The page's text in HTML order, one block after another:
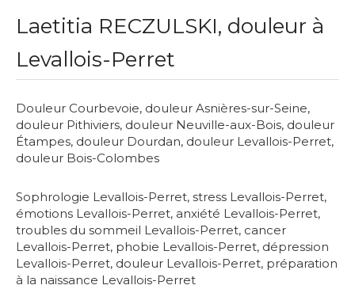
Laetitia RECZULSKI, douleur à
Levallois-Perret
Douleur Courbevoie, douleur Asnières-sur-Seine,
douleur Pithiviers, douleur Neuville-aux-Bois, douleur
Étampes, douleur Dourdan, douleur Levallois-Perret,
douleur Bois-Colombes
Sophrologie Levallois-Perret, stress Levallois-Perret,
émotions Levallois-Perret, anxiété Levallois-Perret,
troubles du sommeil Levallois-Perret, cancer
Levallois-Perret, phobie Levallois-Perret, dépression
Levallois-Perret, douleur Levallois-Perret, préparation
à la naissance Levallois-Perret